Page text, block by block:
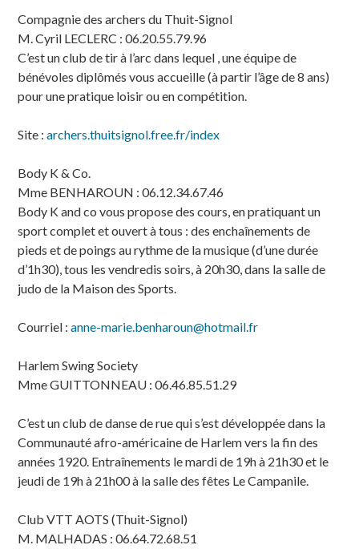
Compagnie des archers du Thuit-Signol
M. Cyril LECLERC : 06.20.55.79.96
C’est un club de tir à l’arc dans lequel , une équipe de
bénévoles diplômés vous accueille (à partir l’âge de 8 ans)
pour une pratique loisir ou en compétition.
Site :archers.thuitsignol.free.fr/index
Body K & Co.
Mme BENHAROUN : 06.12.34.67.46
Body K and co vous propose des cours, en pratiquant un
sport complet et ouvert à tous : des enchaînements de
pieds et de poings au rythme de la musique (d’une durée
d’1h30), tous les vendredis soirs, à 20h30, dans la salle de
judo de la Maison des Sports.
Courriel :anne-marie.benharoun@hotmail.fr
Harlem Swing Society
Mme GUITTONNEAU : 06.46.85.51.29
C’est un club de danse de rue qui s’est développée dans la
Communauté afro-américaine de Harlem vers la fin des
années 1920. Entraînements le mardi de 19h à 21h30 et le
jeudi de 19h à 21h00 à la salle des fêtes Le Campanile.
Club VTT AOTS (Thuit-Signol)
M. MALHADAS : 06.64.72.68.51